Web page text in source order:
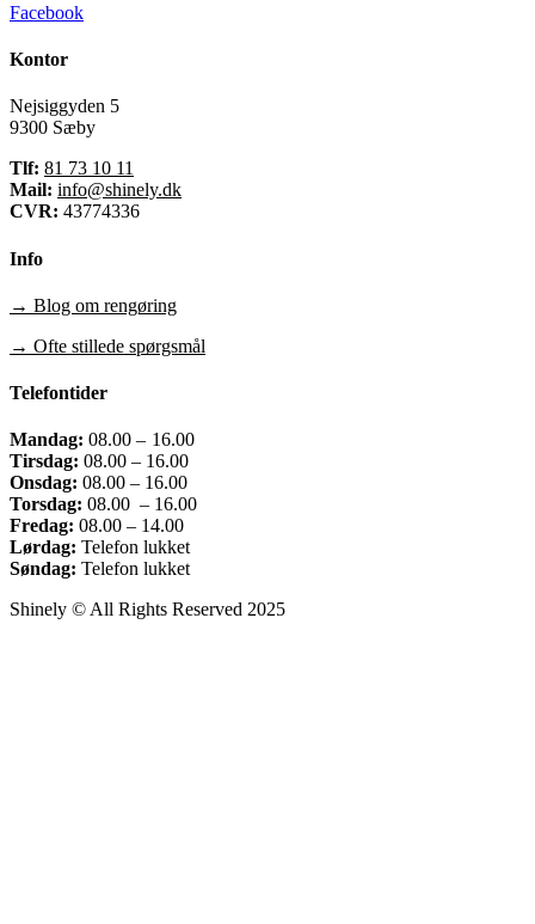
Facebook
Kontor
Nejsiggyden 5
9300 Sæby
Tlf: 81 73 10 11
Mail: info@shinely.dk
CVR: 43774336
Info
→ Blog om rengøring
→ Ofte stillede spørgsmål
Telefontider
Mandag: 08.00– 16.00
Tirsdag: 08.00 – 16.00
Onsdag: 08.00– 16.00
Torsdag: 08.00 – 16.00
Fredag: 08.00– 14.00
Lørdag: Telefon lukket
Søndag: Telefon lukket
Shinely © All Rights Reserved 2025